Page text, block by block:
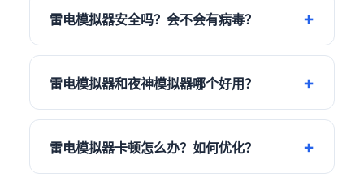
雷电模拟器安全吗？会不会有病毒？
雷电模拟器和夜神模拟器哪个好用？
雷电模拟器卡顿怎么办？如何优化？